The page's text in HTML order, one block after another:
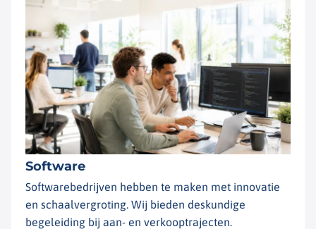
Software
Softwarebedrijven hebben te maken met innovatie
en schaalvergroting. Wij bieden deskundige
begeleiding bij aan- en verkooptrajecten.